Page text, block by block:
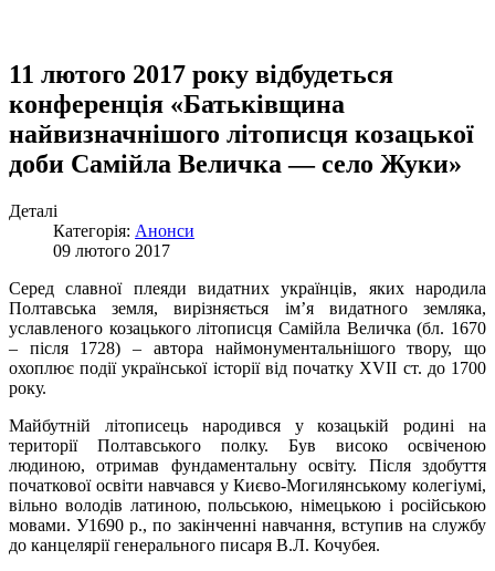
11 лютого 2017 року відбудеться
конференція «Батьківщина
найвизначнішого літописця козацької
доби Самійла Величка — село Жуки»
Деталі
Категорія: Анонси
09 лютого 2017
Серед славної плеяди видатних українців, яких народила
Полтавська земля, вирізняється ім’я видатного земляка,
уславленого козацького літописця Самійла Величка (бл. 1670
– після 1728) – автора наймонументальнішого твору, що
охоплює події української історії від початку ХVII ст. до 1700
року.
Майбутній літописець народився у козацькій родині на
території Полтавського полку. Був високо освіченою
людиною, отримав фундаментальну освіту. Після здобуття
початкової освіти навчався у Києво-Могилянському колегіумі,
вільно володів латиною, польською, німецькою і російською
мовами. У1690 р., по закінченні навчання, вступив на службу
до канцелярії генерального писаря В.Л. Кочубея.